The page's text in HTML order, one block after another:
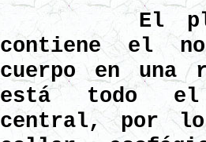
El plano
contiene el
cuerpo en una
está todo el
central, por lo